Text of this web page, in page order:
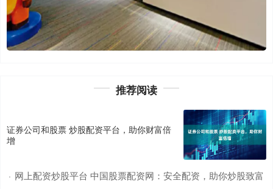
推荐阅读
证券公司和股票 炒股配资平台，助你财富倍
增
· 网上配资炒股平台 中国股票配资网：安全配资，助你炒股致富